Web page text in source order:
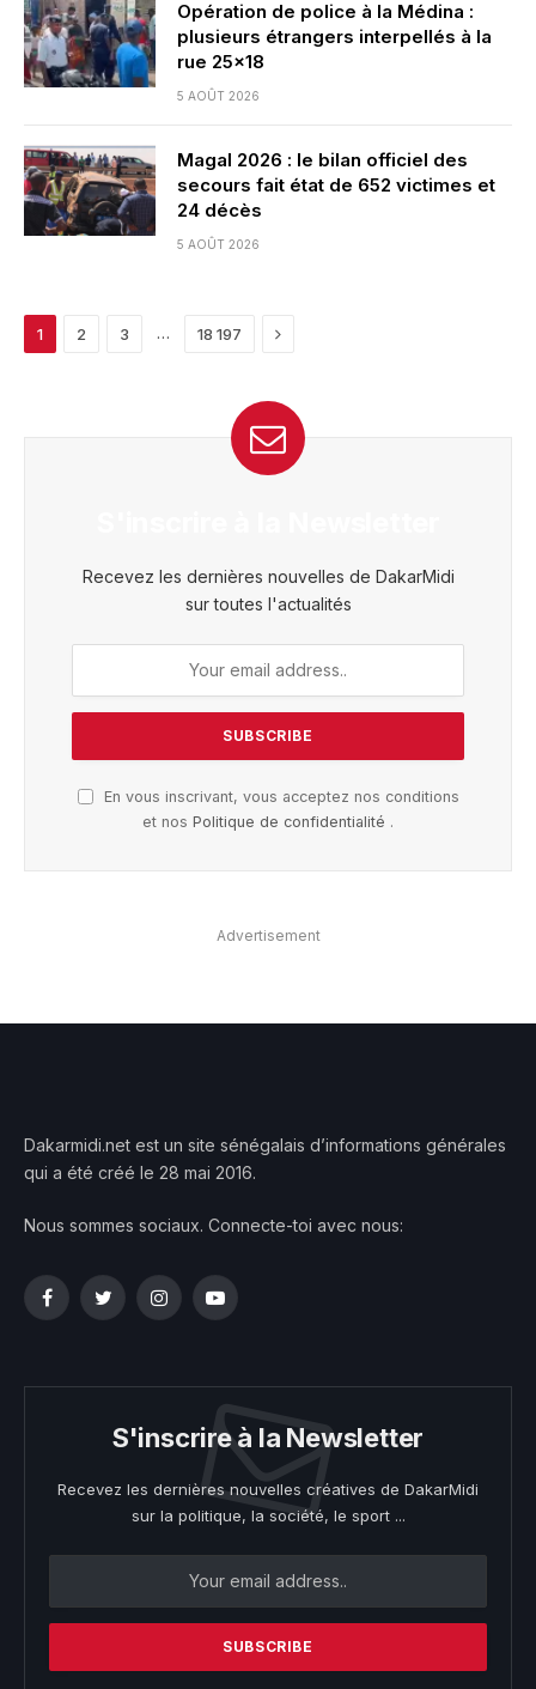
Opération de police à la Médina :
plusieurs étrangers interpellés à la
rue 25×18
5 AOÛT 2026
Magal 2026 : le bilan officiel des
secours fait état de 652 victimes et
24 décès
5 AOÛT 2026
1 2 3 … 18 197 Next
Recevez les dernières nouvelles de DakarMidi
sur toutes l'actualités
En vous inscrivant, vous acceptez nos conditions
et nos Politique de confidentialité .
Advertisement
Dakarmidi.net est un site sénégalais d’informations générales
qui a été créé le 28 mai 2016.
Nous sommes sociaux. Connecte-toi avec nous:
FacebookTwitterInstagramYouTube
S'inscrire à la Newsletter
Recevez les dernières nouvelles créatives de DakarMidi
sur la politique, la société, le sport ...